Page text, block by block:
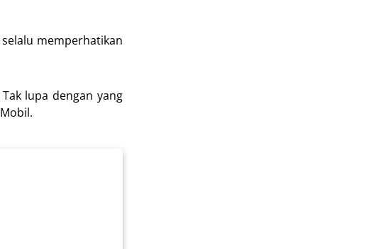
memperhatikan
lupa dengan yang